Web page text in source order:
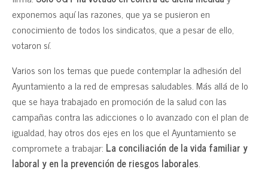
exponemos aquí las razones, que ya se pusieron en
conocimiento de todos los sindicatos, que a pesar de ello,
votaron sí.
Varios son los temas que puede contemplar la adhesión del
Ayuntamiento a la red de empresas saludables. Más allá de lo
que se haya trabajado en promoción de la salud con las
campañas contra las adicciones o lo avanzado con el plan de
igualdad, hay otros dos ejes en los que el Ayuntamiento se
compromete a trabajar: La conciliación de la vida familiar y
laboral y en la prevención de riesgos laborales.